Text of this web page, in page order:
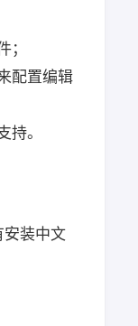
；
配置编辑
持。
安装中文